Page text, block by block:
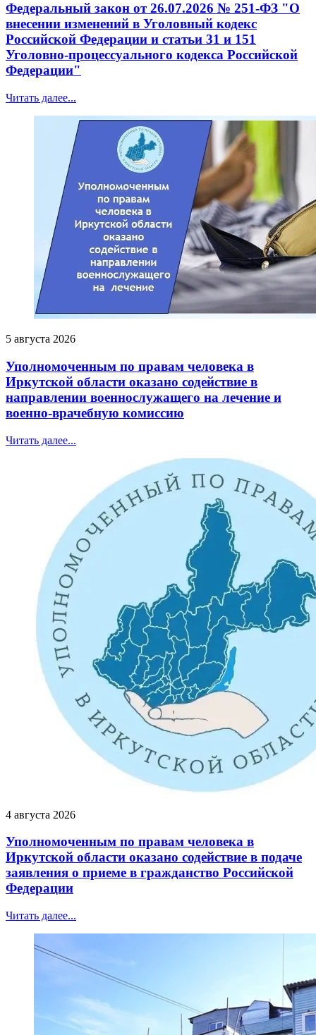
Федеральный закон от 26.07.2026 № 251-ФЗ "О
внесении изменений в Уголовный кодекс
Российской Федерации и статьи 31 и 151
Уголовно-процессуального кодекса Российской
Федерации"
Читать далее...
5 августа 2026
Уполномоченным по правам человека в
Иркутской области оказано содействие в
направлении военнослужащего на лечение и
военно-врачебную комиссию
Читать далее...
4 августа 2026
Уполномоченным по правам человека в
Иркутской области оказано содействие в подаче
заявления о приеме в гражданство Российской
Федерации
Читать далее...